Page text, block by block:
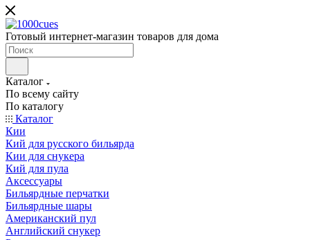
Готовый интернет-магазин товаров для дома
Каталог
По всему сайту
По каталогу
Каталог
Кии
Кий для русского бильярда
Кии для снукера
Кий для пула
Аксессуары
Бильярдные перчатки
Бильярдные шары
Американский пул
Английский снукер